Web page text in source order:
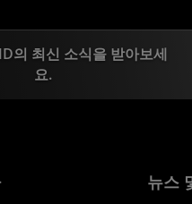
의 최신 소식을 받아보세
요.
뉴스